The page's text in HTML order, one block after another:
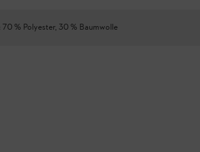
% Polyester, 30 % Baumwolle